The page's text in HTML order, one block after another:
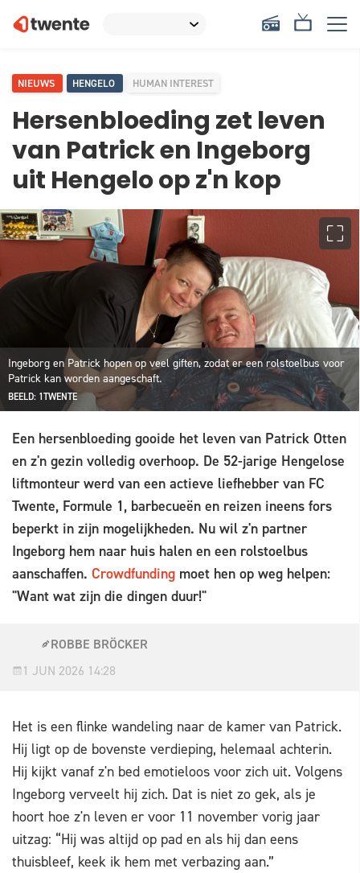
NIEUWS HENGELO HUMAN INTEREST
Hersenbloeding zet leven
van Patrick en Ingeborg
uit Hengelo op z'n kop
Ingeborg en Patrick hopen op veel giften, zodat er een rolstoelbus voor
Patrick kan worden aangeschaft.
BEELD: 1TWENTE
Een hersenbloeding gooide het leven van Patrick Otten
en z'n gezin volledig overhoop. De 52-jarige Hengelose
liftmonteur werd van een actieve liefhebber van FC
Twente, Formule 1, barbecueën en reizen ineens fors
beperkt in zijn mogelijkheden. Nu wil z'n partner
Ingeborg hem naar huis halen en een rolstoelbus
aanschaffen. Crowdfunding moet hen op weg helpen:
"Want wat zijn die dingen duur!"
ROBBE BRÖCKER
1 JUN 2026 14:28
Het is een flinke wandeling naar de kamer van Patrick.
Hij ligt op de bovenste verdieping, helemaal achterin.
Hij kijkt vanaf z'n bed emotieloos voor zich uit. Volgens
Ingeborg verveelt hij zich. Dat is niet zo gek, als je
hoort hoe z'n leven er voor 11 november vorig jaar
uitzag: “Hij was altijd op pad en als hij dan eens
thuisbleef, keek ik hem met verbazing aan.”